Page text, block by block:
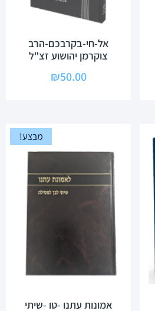
אל-חי-בקרבכם-הרב
צוקרמן יהושוע זצ"ל
₪50.00
מבצע!
אמונות עתנו -טו -שיתי